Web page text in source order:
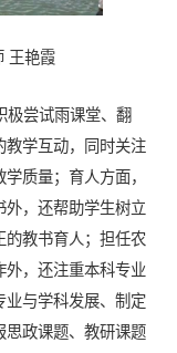
王艳霞
极尝试雨课堂、翻
教学互动，同时关注
质量；育人方面，
外，还帮助学生树立
的教书育人；担任农
，还注重本科专业
业与学科发展、制定
思政课题、教研课题